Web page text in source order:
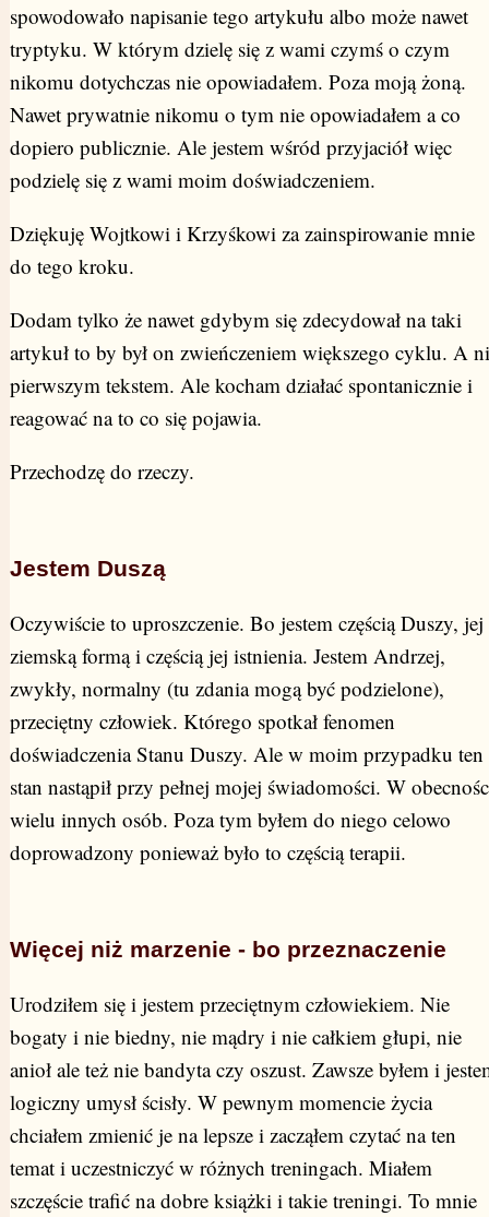
spowodowało napisanie tego artykułu albo może nawet
tryptyku. W którym dzielę się z wami czymś o czym
nikomu dotychczas nie opowiadałem. Poza moją żoną.
Nawet prywatnie nikomu o tym nie opowiadałem a co
dopiero publicznie. Ale jestem wśród przyjaciół więc
podzielę się z wami moim doświadczeniem.
Dziękuję Wojtkowi i Krzyśkowi za zainspirowanie mnie
do tego kroku.
Dodam tylko że nawet gdybym się zdecydował na taki
artykuł to by był on zwieńczeniem większego cyklu. A
pierwszym tekstem. Ale kocham działać spontanicznie i
reagować na to co się pojawia.
Przechodzę do rzeczy.
Jestem Duszą
Oczywiście to uproszczenie. Bo jestem częścią Duszy, jej
ziemską formą i częścią jej istnienia. Jestem Andrzej,
zwykły, normalny (tu zdania mogą być podzielone),
przeciętny człowiek. Którego spotkał fenomen
doświadczenia Stanu Duszy. Ale w moim przypadku ten
stan nastąpił przy pełnej mojej świadomości. W
wielu innych osób. Poza tym byłem do niego celowo
doprowadzony ponieważ było to częścią terapii.
Więcej niż marzenie - bo przeznaczenie
Urodziłem się i jestem przeciętnym człowiekiem. Nie
bogaty i nie biedny, nie mądry i nie całkiem głupi, nie
anioł ale też nie bandyta czy oszust. Zawsze byłem i
logiczny umysł ścisły. W pewnym momencie życia
chciałem zmienić je na lepsze i zacząłem czytać na ten
temat i uczestniczyć w różnych treningach. Miałem
szczęście trafić na dobre książki i takie treningi. To mnie